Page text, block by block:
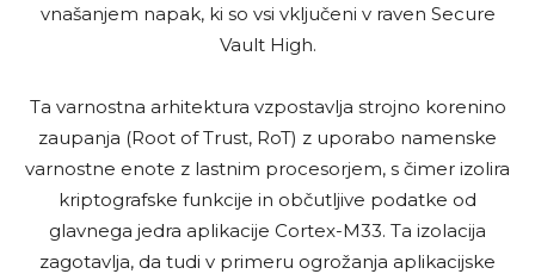
vnašanjem napak, ki so vsi vključeni v raven Secure
Vault High.
Ta varnostna arhitektura vzpostavlja strojno korenino
zaupanja (Root of Trust, RoT) z uporabo namenske
varnostne enote z lastnim procesorjem, s čimer izolira
kriptografske funkcije in občutljive podatke od
glavnega jedra aplikacije Cortex-M33. Ta izolacija
zagotavlja, da tudi v primeru ogrožanja aplikacijske